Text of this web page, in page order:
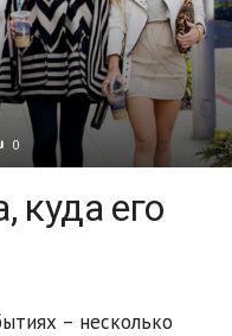
0
куда его
– несколько